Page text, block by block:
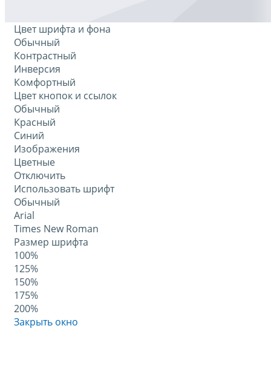
Цвет шрифта и фона
Обычный
Контрастный
Инверсия
Комфортный
Цвет кнопок и ссылок
Обычный
Красный
Синий
Изображения
Цветные
Отключить
Использовать шрифт
Обычный
Arial
Times New Roman
Размер шрифта
100%
125%
150%
175%
200%
Закрыть окно